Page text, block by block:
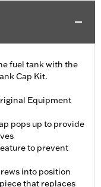
fuel tank with the
Cap Kit.
Equipment
pops up to provide
to prevent
into position
that replaces